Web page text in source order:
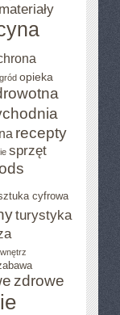
materiały
opieka
recepty
sprzęt
cyfrowa
turystyka
zdrowe